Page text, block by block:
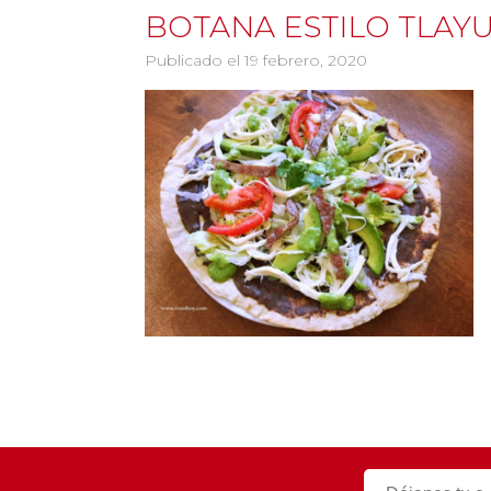
BOTANA ESTILO
Publicado el 19 febrero, 2020